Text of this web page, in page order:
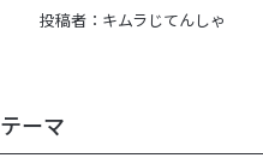
投稿者： キムラじてんしゃ
テーマ